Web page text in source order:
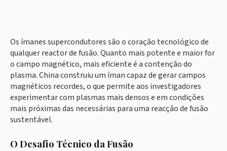
Os ímanes supercondutores são o coração tecnológico de
qualquer reactor de fusão. Quanto mais potente e maior for
o campo magnético, mais eficiente é a contenção do
plasma. China construiu um íman capaz de gerar campos
magnéticos recordes, o que permite aos investigadores
experimentar com plasmas mais densos e em condições
mais próximas das necessárias para uma reacção de fusão
sustentável.
O Desafio Técnico da Fusão